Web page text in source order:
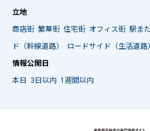
立地
商店街 繁華街 住宅街 オフィス街 駅ま
ド（幹線道路）
ロードサイド（生活道路）
情報公開日
本日
3日以内 1週間以内